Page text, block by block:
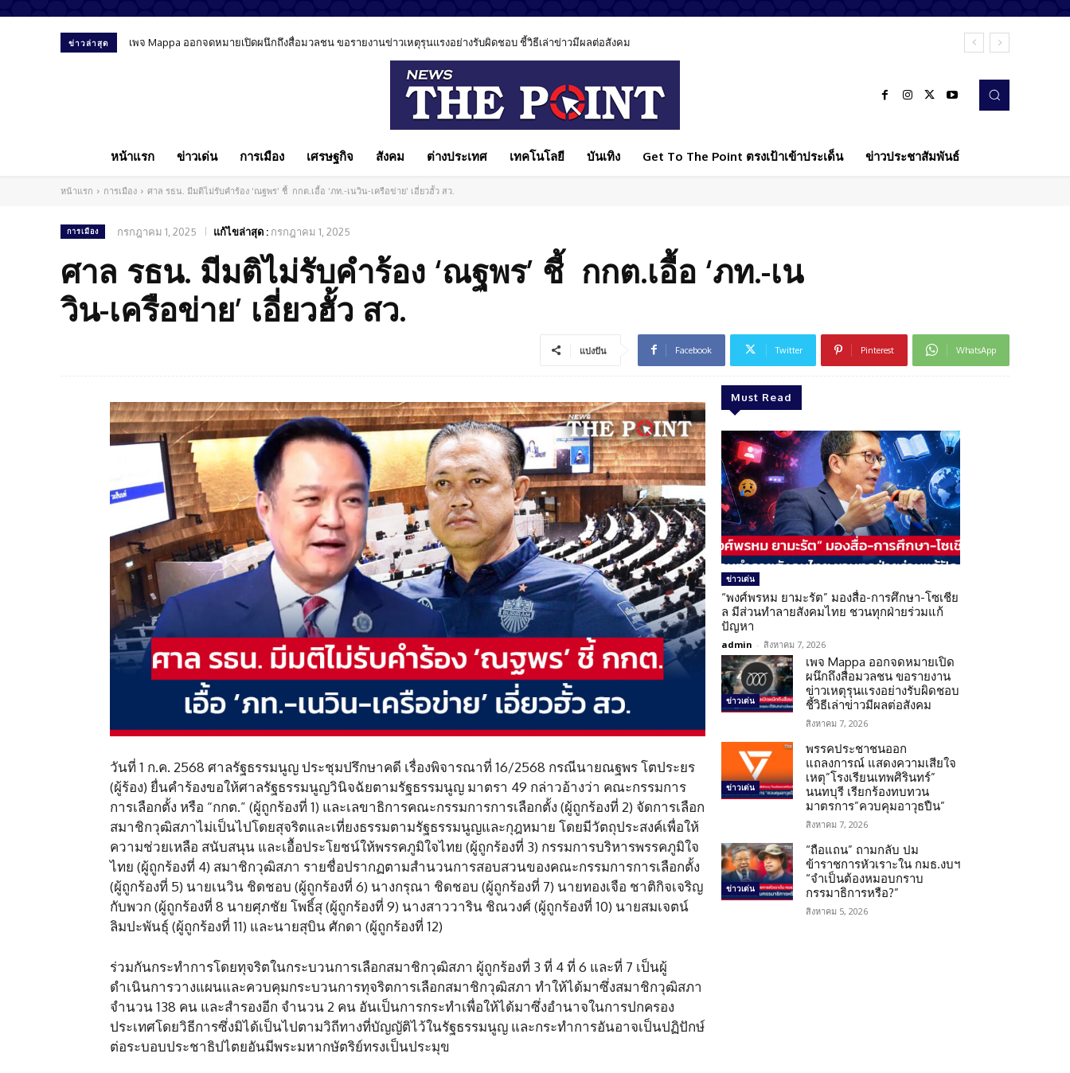
ข่าวล่าสุด เพจ Mappa ออกจดหมายเปิดผนึกถึงสื่อมวลชน ขอรายงานข่าวเหตุรุนแรงอย่างรับผิดชอบ ชี้วิธีเล่าข่าวมีผลต่อสังคม
พรรคประชาชนออกแถลงการณ์ แสดงความเสียใจเหตุ”โรงเรียนเทพศิรินทร์” นนทบุรี เรียกร้องทบทวนมาตรการ”ควบคุมอาวุธปืน”
หน้าแรก ข่าวเด่น การเมือง เศรษฐกิจ สังคม ต่างประเทศ เทคโนโลยี บันเทิง Get To The Point ตรงเป้าเข้าประเด็น ข่าวประชาสัมพันธ์
หน้าแรก การเมือง ศาล รธน. มีมติไม่รับคำร้อง ‘ณฐพร’ ชี้ กกต.เอื้อ ‘ภท.-เนวิน-เครือข่าย’ เอี่ยวฮั้ว สว.
การเมือง กรกฎาคม 1, 2025 แก้ไขล่าสุด : กรกฎาคม 1, 2025
ศาล รธน. มีมติไม่รับคำร้อง ‘ณฐพร’ ชี้ กกต.เอื้อ ‘ภท.-เน
วิน-เครือข่าย’ เอี่ยวฮั้ว สว.
แบ่งปัน Facebook Twitter Pinterest WhatsApp
วันที่ 1 ก.ค. 2568 ศาลรัฐธรรมนูญ ประชุมปรึกษาคดี เรื่องพิจารณาที่ 16/2568 กรณีนายณฐพร โตประยร
(ผู้ร้อง) ยื่นคำร้องขอให้ศาลรัฐธรรมนูญวินิจฉัยตามรัฐธรรมนูญ มาตรา 49 กล่าวอ้างว่า คณะกรรมการ
การเลือกตั้ง หรือ “กกต.” (ผู้ถูกร้องที่ 1) และเลขาธิการคณะกรรมการการเลือกตั้ง (ผู้ถูกร้องที่ 2) จัดการเลือก
สมาชิกวุฒิสภาไม่เป็นไปโดยสุจริตและเที่ยงธรรมตามรัฐธรรมนูญและกุฎหมาย โดยมีวัตถุประสงค์เพื่อให้
ความช่วยเหลือ สนับสนุน และเอื้อประโยชน์ให้พรรคภูมิใจไทย (ผู้ถูกร้องที่ 3) กรรมการบริหารพรรคภูมิใจ
ไทย (ผู้ถูกร้องที่ 4) สมาชิกวุฒิสภา รายชื่อปรากฏตามสำนวนการสอบสวนของคณะกรรมการการเลือกตั้ง
(ผู้ถูกร้องที่ 5) นายเนวิน ชิดชอบ (ผู้ถูกร้องที่ 6) นางกรุณา ชิดชอบ (ผู้ถูกร้องที่ 7) นายทองเจือ ชาติกิจเจริญ
กับพวก (ผู้ถูกร้องที่ 8 นายศุภชัย โพธิ์สุ (ผู้ถูกร้องที่ 9) นางสาววาริน ชิณวงศ์ (ผู้ถูกร้องที่ 10) นายสมเจตน์
ลิมปะพันธุ์ (ผู้ถูกร้องที่ 11) และนายสุบิน ศักดา (ผู้ถูกร้องที่ 12)
ร่วมกันกระทำการโดยทุจริตในกระบวนการเลือกสมาชิกวุฒิสภา ผู้ถูกร้องที่ 3 ที่ 4 ที่ 6 และที่ 7 เป็นผู้
ดำเนินการวางแผนและควบคุมกระบวนการทุจริตการเลือกสมาชิกวุฒิสภา ทำให้ได้มาซึ่งสมาชิกวุฒิสภา
จำนวน 138 คน และสำรองอีก จำนวน 2 คน อันเป็นการกระทำเพื่อให้ได้มาซึ่งอำนาจในการปกครอง
ประเทศโดยวิธีการซึ่งมิได้เป็นไปตามวิถีทางที่บัญญัติไว้ในรัฐธรรมนูญ และกระทำการอันอาจเป็นปฏิปักษ์
ต่อระบอบประชาธิปไตยอันมีพระมหากษัตริย์ทรงเป็นประมุข
Must Read
ข่าวเด่น
“พงศ์พรหม ยามะรัต” มองสื่อ-การศึกษา-โซเชีย
ล มีส่วนทำลายสังคมไทย ชวนทุกฝ่ายร่วมแก้
ปัญหา
admin - สิงหาคม 7, 2026
ข่าวเด่น
เพจ Mappa ออกจดหมายเปิด
ผนึกถึงสื่อมวลชน ขอรายงาน
ข่าวเหตุรุนแรงอย่างรับผิดชอบ
ชี้วิธีเล่าข่าวมีผลต่อสังคม
สิงหาคม 7, 2026
ข่าวเด่น
พรรคประชาชนออก
แถลงการณ์ แสดงความเสียใจ
เหตุ”โรงเรียนเทพศิรินทร์”
นนทบุรี เรียกร้องทบทวน
มาตรการ”ควบคุมอาวุธปืน”
สิงหาคม 7, 2026
ข่าวเด่น
“ถือแถน” ถามกลับ ปม
ข้าราชการหัวเราะใน กมธ.งบฯ
“จำเป็นต้องหมอบกราบ
กรรมาธิการหรือ?”
สิงหาคม 5, 2026